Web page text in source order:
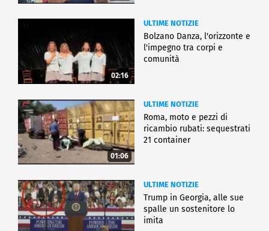
02:16
ULTIME NOTIZIE
Bolzano Danza, l'orizzonte e
l'impegno tra corpi e
comunità
01:06
ULTIME NOTIZIE
Roma, moto e pezzi di
ricambio rubati: sequestrati
21 container
ULTIME NOTIZIE
Trump in Georgia, alle sue
spalle un sostenitore lo
imita